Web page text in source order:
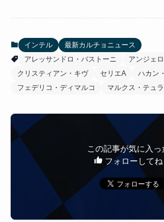
インテル
最新カルチョニュース
アレッサンドロ・バストーニ
アンジェ
クリスティアン・キヴ
セリエA
ハカン
フェデリコ・ディマルコ
マルクス・テュ
この記事が気に入っ
フォローしてね